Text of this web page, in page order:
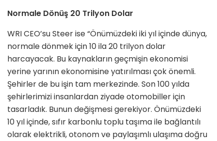
Normale Dönüş 20 Trilyon Dolar
WRI CEO’su Steer ise “Önümüzdeki iki yıl içinde dünya,
normale dönmek için 10 ila 20 trilyon dolar
harcayacak. Bu kaynakların geçmişin ekonomisi
yerine yarının ekonomisine yatırılması çok önemli.
Şehirler de bu işin tam merkezinde. Son 100 yılda
şehirlerimizi insanlardan ziyade otomobiller için
tasarladık. Bunun değişmesi gerekiyor. Önümüzdeki
10 yıl içinde, sıfır karbonlu toplu taşıma ile bağlantılı
olarak elektrikli, otonom ve paylaşımlı ulaşıma doğru